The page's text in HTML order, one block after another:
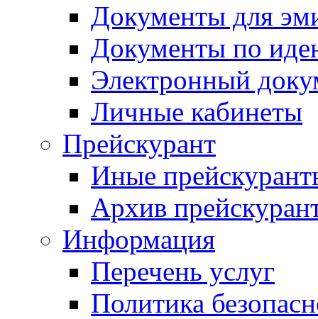
Документы для
Документы по
Электронный
Личные кабинеты
Прейскурант
Иные
Архив
Информация
Перечень услуг
Политика